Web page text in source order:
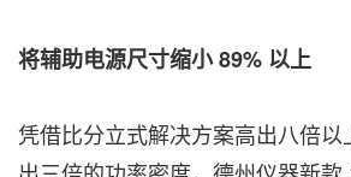
将辅助电源尺寸缩小89% 以上
凭借比分立式解决方案高出八倍